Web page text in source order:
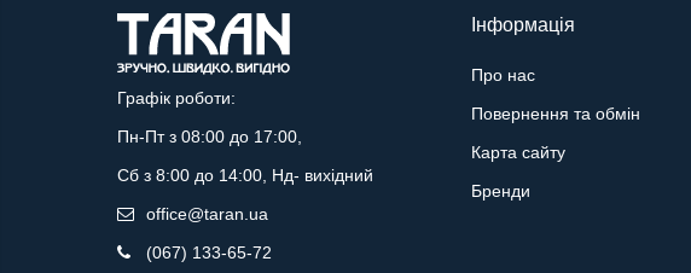
Графік роботи:
Пн-Пт з 08:00 до 17:00,
Сб з 8:00 до 14:00, Нд- вихідний
office@taran.ua
(067) 133-65-72
Інформація
Про нас
Повернення та обмін
Карта сайту
Бренди